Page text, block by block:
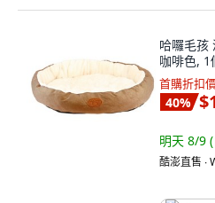
哈囉毛孩
咖啡色, 1
首購折扣
40%
明天 8/9
酷澎直售 ∙